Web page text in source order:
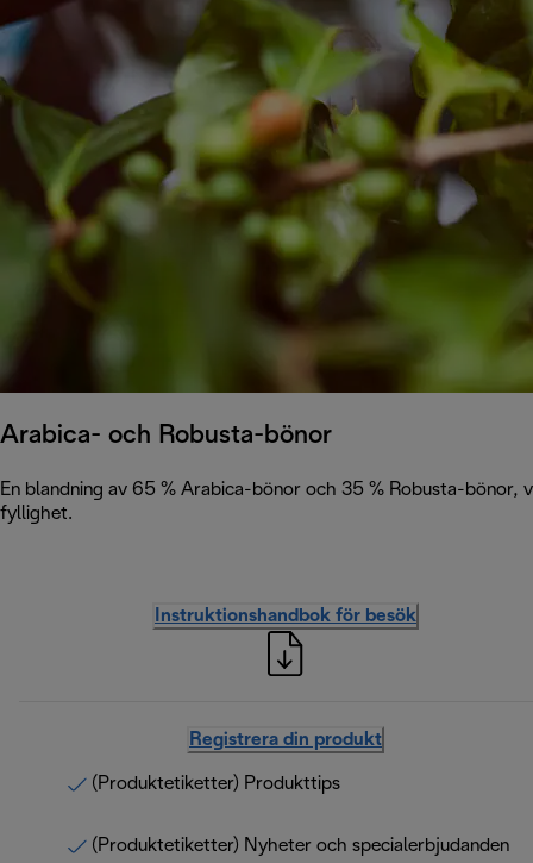
Arabica- och Robusta-bönor
En blandning av 65 % Arabica-bönor och 35 % Robusta-
fyllighet.
Instruktionshandbok för besök
Registrera din produkt
(Produktetiketter) Produkttips
(Produktetiketter) Nyheter och specialerbjudanden